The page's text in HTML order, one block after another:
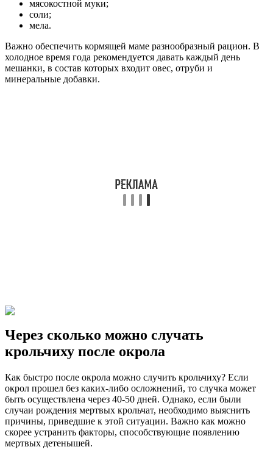
мясокостной муки;
соли;
мела.
Важно обеспечить кормящей маме разнообразный рацион. В
холодное время года рекомендуется давать каждый день
мешанки, в состав которых входит овес, отруби и
минеральные добавки.
Через сколько можно случать
крольчиху после окрола
Как быстро после окрола можно случить крольчиху? Если
окрол прошел без каких-либо осложнений, то случка может
быть осуществлена через 40-50 дней. Однако, если были
случаи рождения мертвых крольчат, необходимо выяснить
причины, приведшие к этой ситуации. Важно как можно
скорее устранить факторы, способствующие появлению
мертвых детенышей.